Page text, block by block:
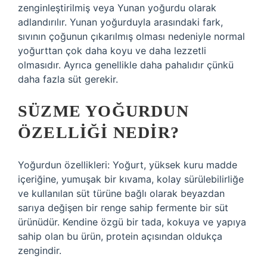
zenginleştirilmiş veya Yunan yoğurdu olarak
adlandırılır. Yunan yoğurduyla arasındaki fark,
sıvının çoğunun çıkarılmış olması nedeniyle normal
yoğurttan çok daha koyu ve daha lezzetli
olmasıdır. Ayrıca genellikle daha pahalıdır çünkü
daha fazla süt gerekir.
SÜZME YOĞURDUN
ÖZELLIĞI NEDIR?
Yoğurdun özellikleri: Yoğurt, yüksek kuru madde
içeriğine, yumuşak bir kıvama, kolay sürülebilirliğe
ve kullanılan süt türüne bağlı olarak beyazdan
sarıya değişen bir renge sahip fermente bir süt
ürünüdür. Kendine özgü bir tada, kokuya ve yapıya
sahip olan bu ürün, protein açısından oldukça
zengindir.